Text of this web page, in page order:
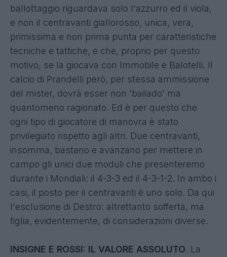
ballottaggio riguardava solo l'azzurro ed il viola,
e non il centravanti giallorosso, unica, vera,
primissima e non prima punta per caratteristiche
tecniche e tattiche, e che, proprio per questo
motivo, se la giocava con Immobile e Balotelli. Il
calcio di Prandelli però, per stessa ammissione
del mister, dovrà esser non 'bailado' ma
quantomeno ragionato. Ed è per questo che
ogni tipo di giocatore di manovra è stato
privilegiato rispetto agli altri. Due centravanti,
insomma, bastano e avanzano per mettere in
campo gli unici due moduli che presenteremo
durante i Mondiali: il 4-3-3 ed il 4-3-1-2. In ambo i
casi, il posto per il centravanti è uno solo. Da qui
l'esclusione di Destro: altrettanto sofferta, ma
figlia, evidentemente, di considerazioni diverse.
INSIGNE E ROSSI: IL VALORE ASSOLUTO. La